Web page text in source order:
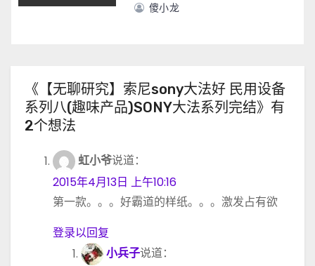
傻小龙
《【无聊研究】索尼sony大法好 民用设备
系列八(趣味产品)SONY大法系列完结》有
2个想法
虹小爷说道：
2015年4月13日 上午10:16
第一款。。。好霸道的样纸。。。激发占有欲
登录以回复
小兵子说道：